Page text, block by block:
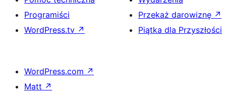
Programiści
WordPress.tv ↗
Przekaż darowiznę ↗
Piątka dla Przyszłości
WordPress.com ↗
Matt ↗